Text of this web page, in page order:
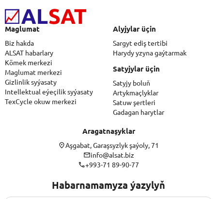
Maglumat
Biz hakda
ALSAT habarlary
Kömek merkezi
Maglumat merkezi
Gizlinlik syýasaty
Intellektual eýeçilik syýasaty
TexCycle okuw merkezi
Alyjylar üçin
Sargyt ediş tertibi
Harydy yzyna gaýtarmak
Satyjylar üçin
Satyjy boluň
Artykmaçlyklar
Satuw şertleri
Gadagan harytlar
Aragatnaşyklar
Aşgabat, Garaşsyzlyk şaýoly, 71
info@alsat.biz
+993-71 89-90-77
Habarnamamyza ýazylyň